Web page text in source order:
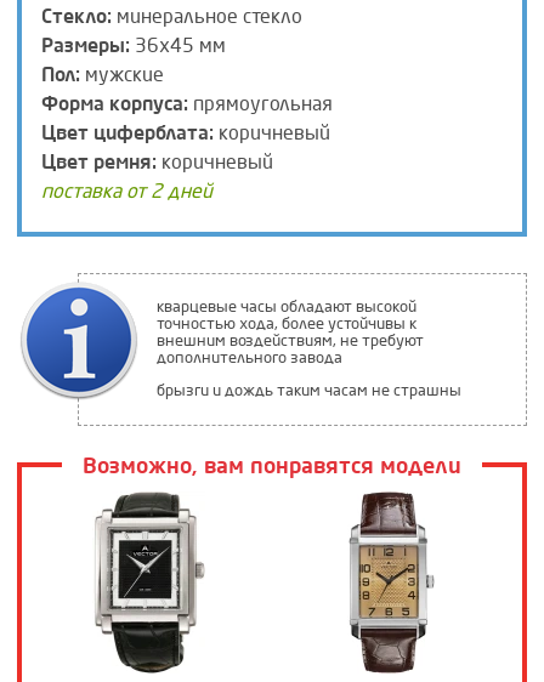
Стекло: минеральное стекло
Размеры: 36х45 мм
Пол: мужские
Форма корпуса: прямоугольная
Цвет циферблата: коричневый
Цвет ремня: коричневый
поставка от 2 дней
кварцевые часы обладают высокой
точностью хода, более устойчивы к
внешним воздействиям, не требуют
дополнительного завода
брызги и дождь таким часам не страшны
Возможно, вам понравятся модели